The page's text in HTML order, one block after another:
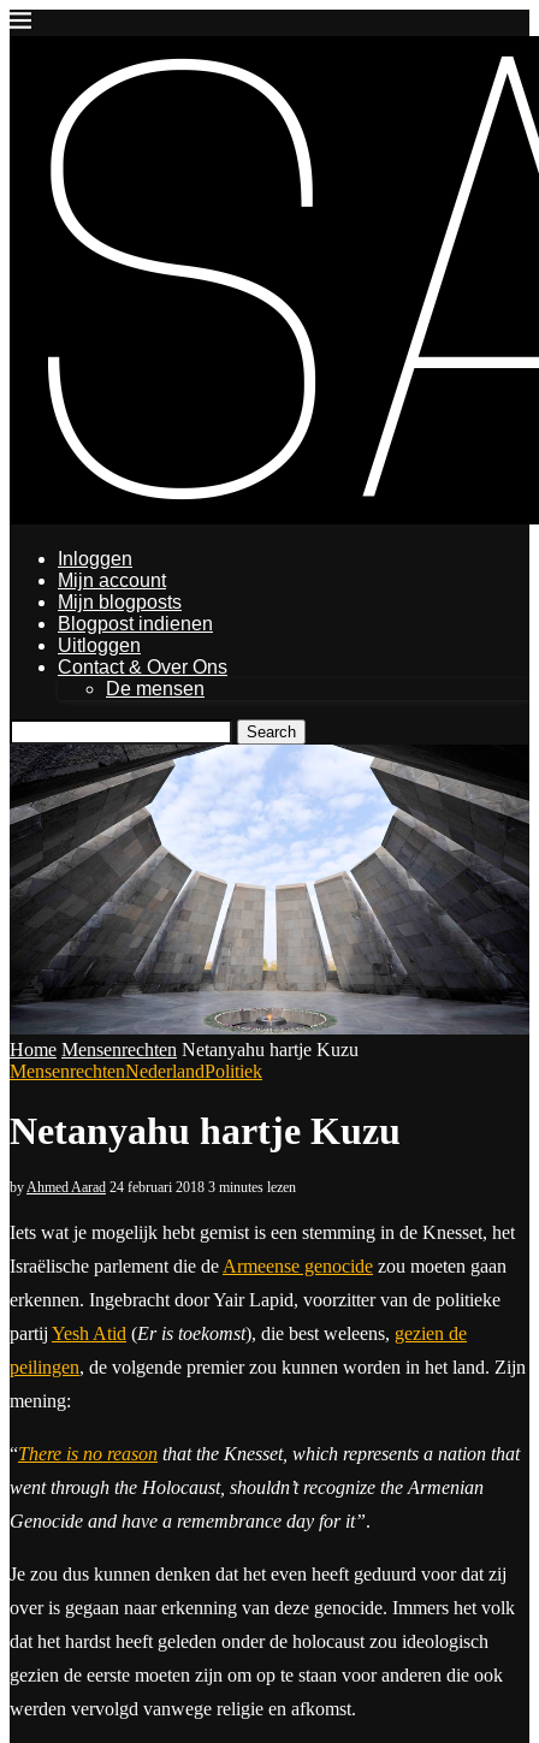
Inloggen
Mijn account
Mijn blogposts
Blogpost indienen
Uitloggen
Contact & Over Ons
De mensen
Search
Home Mensenrechten Netanyahu hartje Kuzu
MensenrechtenNederlandPolitiek
Netanyahu hartje Kuzu
byAhmed Aarad 24 februari 2018 3 minutes lezen
Iets wat je mogelijk hebt gemist is een stemming in de Knesset, het
Israëlische parlement die de Armeense genocide zou moeten gaan
erkennen. Ingebracht door Yair Lapid, voorzitter van de politieke
partij Yesh Atid (Er is toekomst), die best weleens, gezien de
peilingen, de volgende premier zou kunnen worden in het land. Zijn
mening:
“There is no reason that the Knesset, which represents a nation that
went through the Holocaust, shouldn’t recognize the Armenian
Genocide and have a remembrance day for it”.
Je zou dus kunnen denken dat het even heeft geduurd voor dat zij
over is gegaan naar erkenning van deze genocide. Immers het volk
dat het hardst heeft geleden onder de holocaust zou ideologisch
gezien de eerste moeten zijn om op te staan voor anderen die ook
werden vervolgd vanwege religie en afkomst.